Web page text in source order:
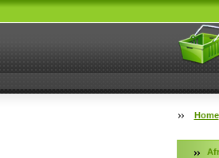
Home